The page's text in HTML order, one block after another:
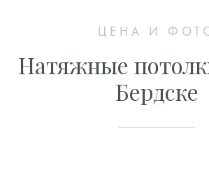
ЦЕНА И
Натяжные
Бердске